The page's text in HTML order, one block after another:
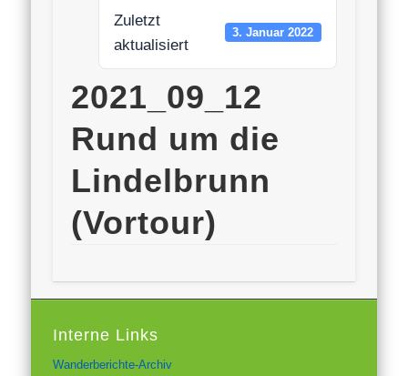
Zuletzt
aktualisiert
3. Januar 2022
2021_09_12
Rund um die
Lindelbrunn
(Vortour)
Interne Links
Wanderberichte-Archiv